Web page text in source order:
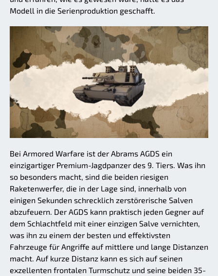
Modell in die Serienproduktion geschafft.
Bei Armored Warfare ist der Abrams AGDS ein
einzigartiger Premium-Jagdpanzer des 9. Tiers. Was ihn
so besonders macht, sind die beiden riesigen
Raketenwerfer, die in der Lage sind, innerhalb von
einigen Sekunden schrecklich zerstörerische Salven
abzufeuern. Der AGDS kann praktisch jeden Gegner auf
dem Schlachtfeld mit einer einzigen Salve vernichten,
was ihn zu einem der besten und effektivsten
Fahrzeuge für Angriffe auf mittlere und lange Distanzen
macht. Auf kurze Distanz kann es sich auf seinen
exzellenten frontalen Turmschutz und seine beiden 35-